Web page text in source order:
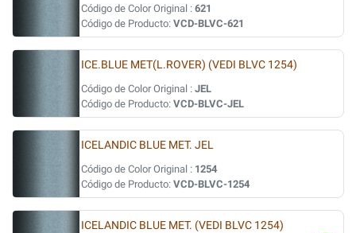
Código de Color Original : 621
Código de Producto: VCD-BLVC-621
ICE.BLUE MET(L.ROVER) (VEDI BLVC 1254)
Código de Color Original : JEL
Código de Producto: VCD-BLVC-JEL
ICELANDIC BLUE MET. JEL
Código de Color Original : 1254
Código de Producto: VCD-BLVC-1254
ICELANDIC BLUE MET. (VEDI BLVC 1254)